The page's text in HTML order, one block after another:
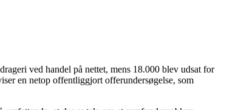
ved handel på nettet, mens 18.000 blev udsat for
en netop offentliggjort offerundersøgelse, som